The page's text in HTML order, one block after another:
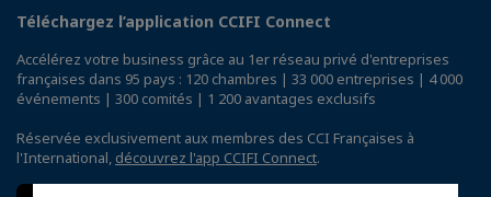
Téléchargez l’application CCIFI Connect
Accélérez votre business grâce au 1er réseau privé d'entreprises
françaises dans 95 pays : 120 chambres | 33 000 entreprises | 4 000
événements | 300 comités | 1 200 avantages exclusifs
Réservée exclusivement aux membres des CCI Françaises à
l'International, découvrez l'app CCIFI Connect.